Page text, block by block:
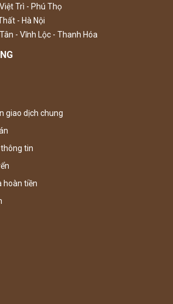
Trì - Phú Thọ
- Hà Nội
- Vĩnh Lộc - Thanh Hóa
giao dịch chung
tin
hoàn tiền